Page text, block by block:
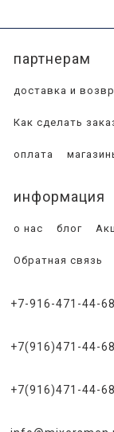
партнерам
доставка и
Как сделать
оплата
информация
о нас блог
Обратная связь
+7-916-471-44-68
+7(916)471-44-
+7(916)471-44-